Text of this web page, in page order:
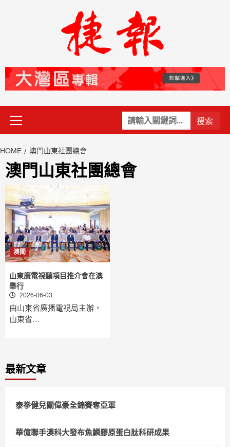
關
鍵
Primary
Menu
HOME 澳門山東社團總會
澳門山東社團總會
澳聞
山東廣電視聽項目推介會在澳
舉行
2026-06-03
由山東省廣播電視局主辦，
山東省…
最新文章
泰拳健兒關偉豪全錦賽奪亞軍
華億聯手澳科大發布魚鱗膠原蛋白肽科研成果